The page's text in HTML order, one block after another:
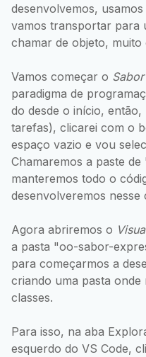
desenvolvemos,
vamos transportar para
chamar de objeto,
Vamos começar o
paradigma de
do desde o início, então,
tarefas), clicarei com o
espaço vazio e vou
Chamaremos a paste
manteremos todo o
desenvolveremos nesse
Agora abriremos o
a pasta "oo-sabor-
para começarmos a
criando uma pasta onde
classes.
Para isso, na aba
esquerdo do VS Code,